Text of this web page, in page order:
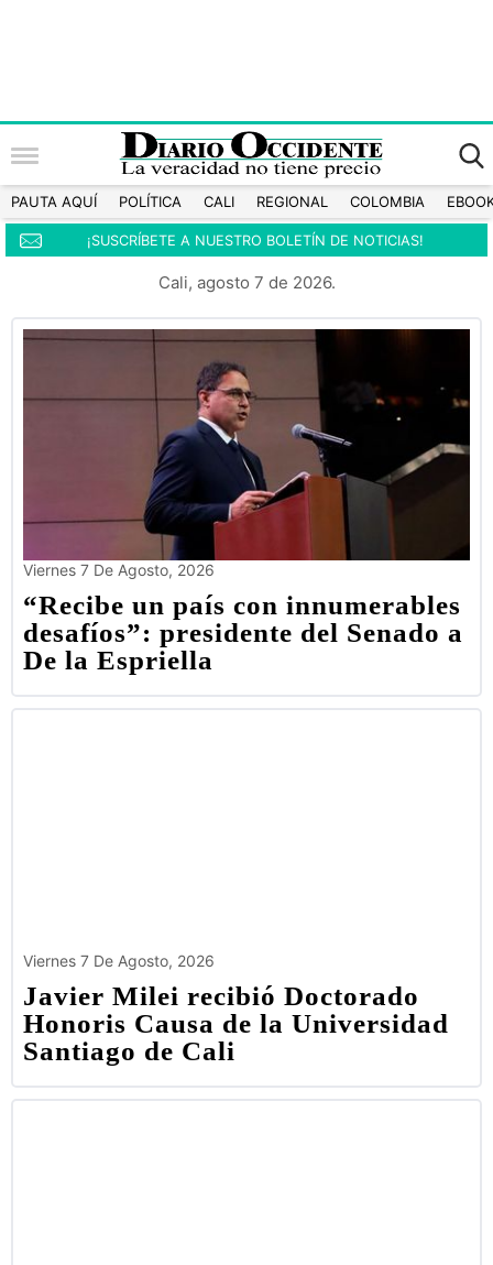
PAUTA AQUÍ POLÍTICA CALI REGIONAL COLOMBIA
¡SUSCRÍBETE A NUESTRO BOLETÍN DE NOTICIAS!
Cali, agosto 7 de 2026.
Viernes 7 De Agosto, 2026
“Recibe un país con innumerables
desafíos”: presidente del Senado a
De la Espriella
Viernes 7 De Agosto, 2026
Javier Milei recibió Doctorado
Honoris Causa de la Universidad
Santiago de Cali